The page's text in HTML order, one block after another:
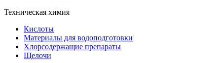
Техническая химия
Кислоты
Материалы для водоподготовки
Хлорсодержащие препараты
Щелочи